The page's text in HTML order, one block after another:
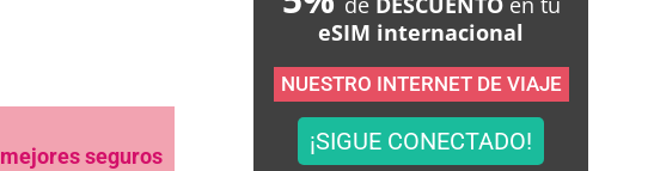
mejores seguros
eSIM internacional
NUESTRO INTERNET DE VIAJE
¡SIGUE CONECTADO!